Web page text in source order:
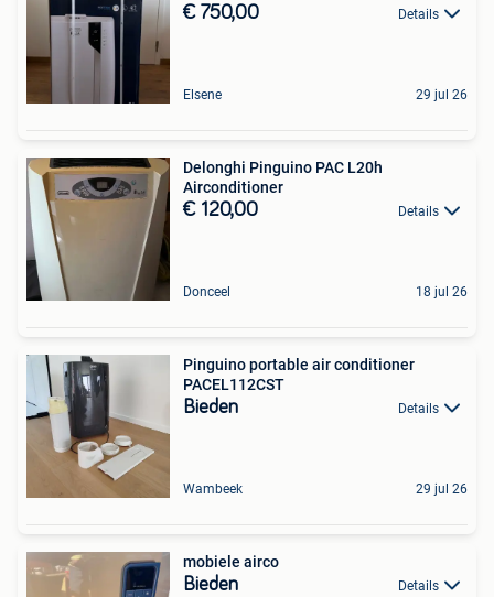
€ 750,00 Details
Elsene 29 jul 26
Delonghi Pinguino PAC L20h
Airconditioner
€ 120,00 Details
Donceel 18 jul 26
Pinguino portable air conditioner
PACEL112CST
Bieden Details
Wambeek 29 jul 26
mobiele airco
Bieden Details